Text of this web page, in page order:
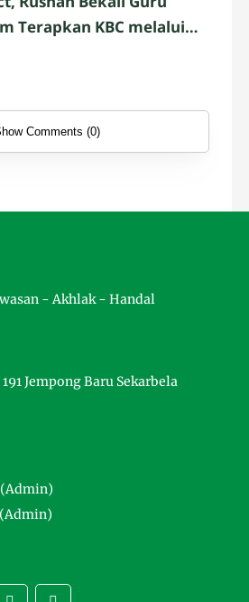
Terapkan KBC melalui
Comments (0)
- Akhlak - Handal
Jempong Baru Sekarbela
(Admin)